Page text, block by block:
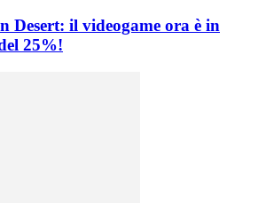
Desert: il videogame ora è in
25%!